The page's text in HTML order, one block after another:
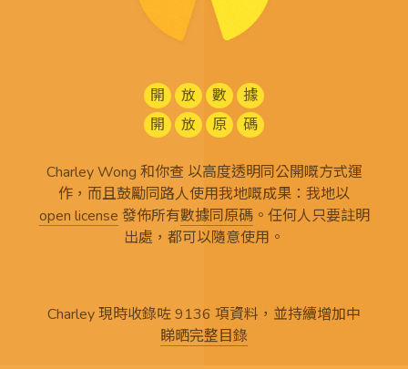
開 放 數
據
開
放 原 碼
Charley Wong 和你查 以高度透明同公開嘅方式運
作，而且鼓勵同路人使用我地嘅成果：我地以
open license 發佈所有數據同原碼。任何人只要註明
出處，都可以隨意使用。
Charley 現時收錄咗 9136 項資料，並持續增加中
睇晒完整目錄